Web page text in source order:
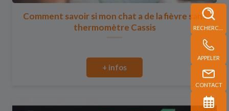
APPELER
CONTACT
Comment savoir si mon chat a de la fièvre sant
thermomètre Cassis
+ infos